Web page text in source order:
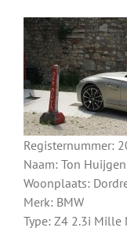
Registernummer:
Naam: Ton Huijgen
Woonplaats:
Merk: BMW
Type: Z4 2.3i Mille